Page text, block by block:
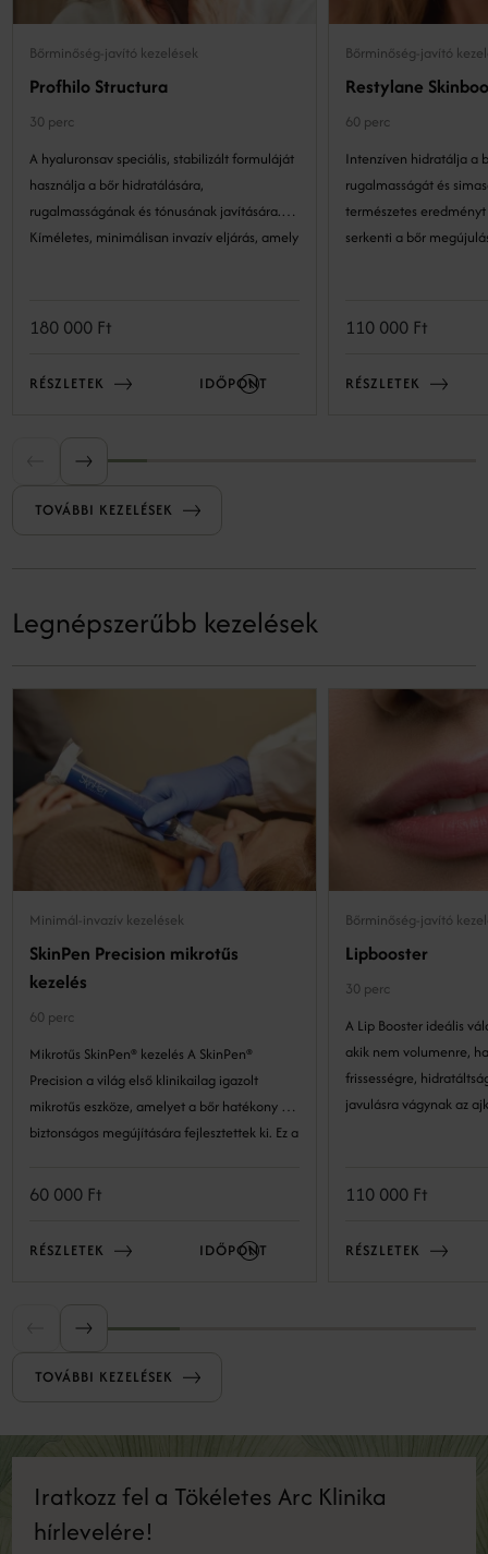
Bőrminőség-javító kezelések
Profhilo Structura
30 perc
A hyaluronsav speciális, stabilizált formuláját
használja a bőr hidratálására,
rugalmasságának és tónusának javítására.
Kíméletes, minimálisan invazív eljárás, amely
180 000 Ft
RÉSZLETEK IDŐPONT
Bőrminőség-javító
Restylane
60 perc
Intenzíven hidratálja a
rugalmasságát és
természetes
serkenti a bőr
110 000 Ft
RÉSZLETEK
TOVÁBBI KEZELÉSEK
Legnépszerűbb kezelések
Minimál-invazív kezelések
SkinPen Precision mikrotűs
kezelés
60 perc
Mikrotűs SkinPen® kezelés A SkinPen®
Precision a világ első klinikailag igazolt
mikrotűs eszköze, amelyet a bőr hatékony és
biztonságos megújítására fejlesztettek ki. Ez a
szerkezetének kockázatmentes és látványos
természetes öngyógyulási folyamataira épít:
kontrollált mélységben és intenzitással
60 000 Ft
RÉSZLETEK IDŐPONT
Bőrminőség-javító
Lipbooster
30 perc
A Lip Booster ideális
akik nem volumenre,
frissességre, hidratáltságra és
javulásra vágynak az
110 000 Ft
RÉSZLETEK
TOVÁBBI KEZELÉSEK
Iratkozz fel a Tökéletes Arc Klinika
hírlevelére!